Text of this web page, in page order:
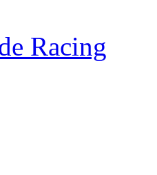
Racing